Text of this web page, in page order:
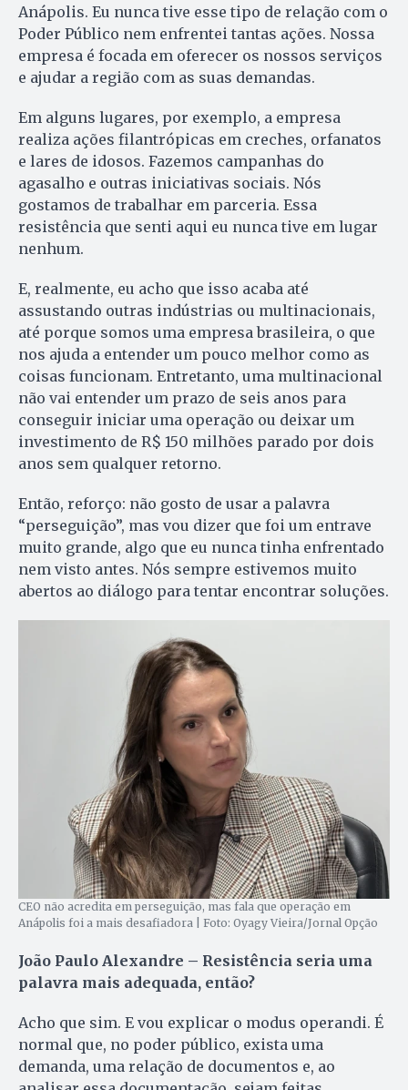
Anápolis. Eu nunca tive esse tipo de relação com o
Poder Público nem enfrentei tantas ações. Nossa
empresa é focada em oferecer os nossos serviços
e ajudar a região com as suas demandas.
Em alguns lugares, por exemplo, a empresa
realiza ações filantrópicas em creches, orfanatos
e lares de idosos. Fazemos campanhas do
agasalho e outras iniciativas sociais. Nós
gostamos de trabalhar em parceria. Essa
resistência que senti aqui eu nunca tive em lugar
nenhum.
E, realmente, eu acho que isso acaba até
assustando outras indústrias ou multinacionais,
até porque somos uma empresa brasileira, o que
nos ajuda a entender um pouco melhor como as
coisas funcionam. Entretanto, uma multinacional
não vai entender um prazo de seis anos para
conseguir iniciar uma operação ou deixar um
investimento de R$ 150 milhões parado por dois
anos sem qualquer retorno.
Então, reforço: não gosto de usar a palavra
“perseguição”, mas vou dizer que foi um entrave
muito grande, algo que eu nunca tinha enfrentado
nem visto antes. Nós sempre estivemos muito
abertos ao diálogo para tentar encontrar soluções.
CEO não acredita em perseguição, mas fala que operação em
Anápolis foi a mais desafiadora | Foto: Oyagy Vieira/Jornal Opção
João Paulo Alexandre – Resistência seria uma
palavra mais adequada, então?
Acho que sim. E vou explicar o modus operandi. É
normal que, no poder público, exista uma
demanda, uma relação de documentos e, ao